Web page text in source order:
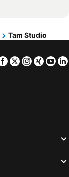
Tam Studio
Facebook
TwitterXing